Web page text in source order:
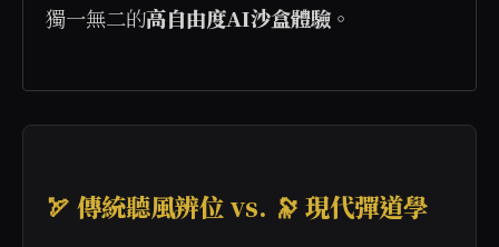
獨一無二的高自由度AI沙盒體驗 。
🏹 傳統聽風辨位 vs. 🔭 現代彈道學